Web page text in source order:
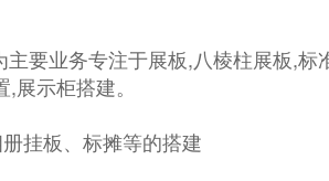
要业务专注于展板,八棱柱展板,
示柜搭建。
挂板、标摊等的搭建